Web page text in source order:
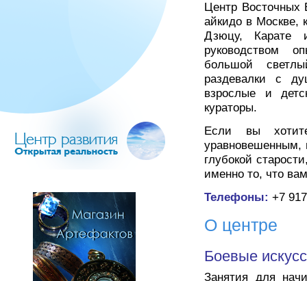
Центр Восточных
айкидо в Москве,
Дзюцу, Карате
руководством
большой
раздевалки с
взрослые и
кураторы.
Если вы
уравновешенным,
глубокой
именно то, что
Телефоны: +7
О центре
Боевые
Занятия для